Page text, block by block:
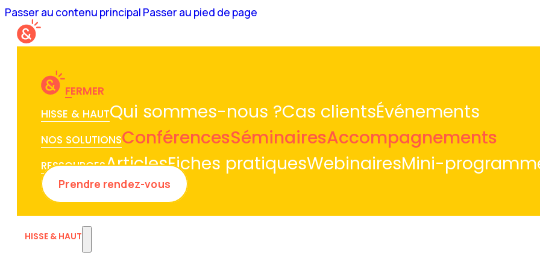
Passer au contenu principal Passer au pied de page
FERMER
HISSE & HAUTQui sommes-nous ?Cas clientsÉvénements
NOS SOLUTIONSConférencesSéminairesAccompagnements
RESSOURCESArticlesFiches pratiquesWebinairesMini-
Prendre rendez-vous
HISSE & HAUT